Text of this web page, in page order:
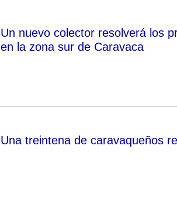
Un nuevo colector resolverá los
en la zona sur de Caravaca
Una treintena de caravaqueños